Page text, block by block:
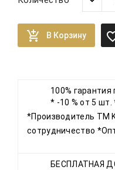
 В Корзину
100%
* -10 % от 5 шт.
*Производитель ТМ
сотрудничество
БЕСПЛАТНАЯ